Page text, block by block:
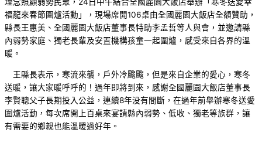
理念照顧弱勢民眾，24日中午結合全國麗園大飯店舉辦「寒冬送愛幸
福龍來春節圍爐活動」，現場席開106桌由全國麗園大飯店全額贊助，
縣長王惠美、全國麗園大飯店董事長特助李孟哲等人與會，並邀請縣
內弱勢家庭、獨老長輩及安置機構孩童一起圍爐，感受來自各界的溫
暖。
王縣長表示，寒流來襲，戶外冷颼颼，但是來自企業的愛心，寒冬
送暖，讓大家暖呼呼的！過年即將到來，感謝全國麗園大飯店董事長
李賢聰父子長期投入公益，連續8年没有間斷，在過年前舉辦寒冬送愛
圍爐活動，每次席開上百桌來宴請縣內弱勢、低收、獨老等族群，讓
有需要的鄉親也能溫暖過好年。